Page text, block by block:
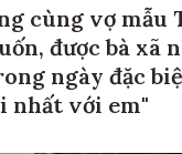
cùng vợ mẫu
được bà xã
ngày đặc
nhất với em"